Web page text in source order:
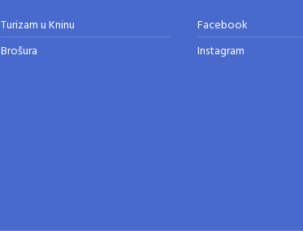
Turizam u Kninu
Brošura
Facebook
Instagram